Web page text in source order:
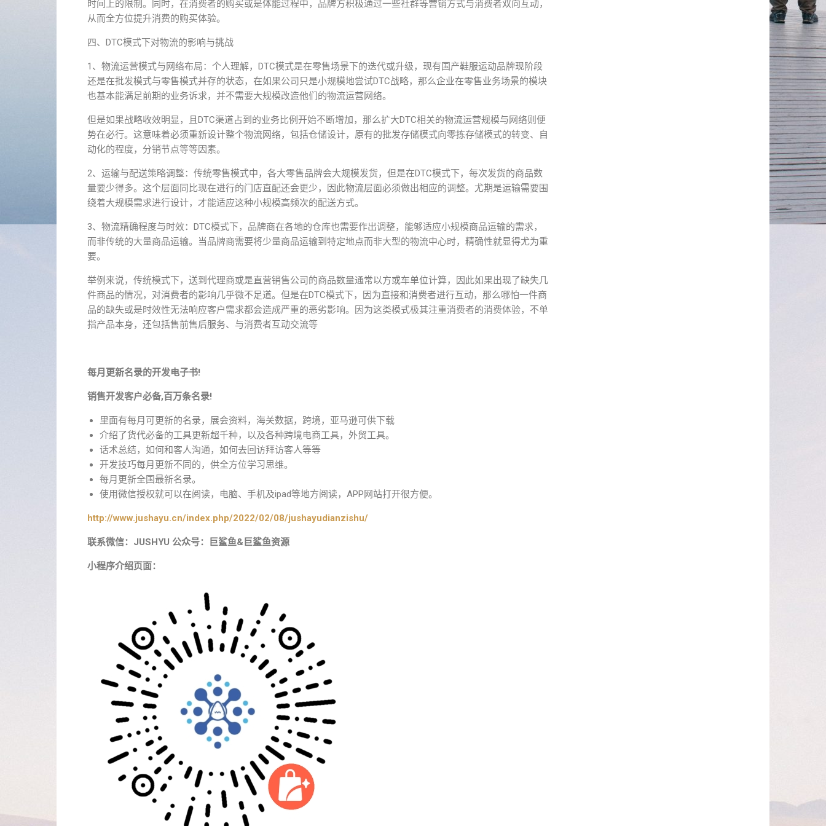
时间上的限制。同时，在消费者的购买或是体能过程中，品牌方积极通过一些社群等营销方式与消费者双向互动，
从而全方位提升消费的购买体验。
四、DTC模式下对物流的影响与挑战
1、物流运营模式与网络布局：个人理解，DTC模式是在零售场景下的迭代或升级，现有国产鞋服运动品牌现阶段
还是在批发模式与零售模式并存的状态，在如果公司只是小规模地尝试DTC战略，那么企业在零售业务场景的模块
也基本能满足前期的业务诉求，并不需要大规模改造他们的物流运营网络。
但是如果战略收效明显，且DTC渠道占到的业务比例开始不断增加，那么扩大DTC相关的物流运营规模与网络则便
势在必行。这意味着必须重新设计整个物流网络，包括仓储设计，原有的批发存储模式向零拣存储模式的转变、自
动化的程度，分销节点等等因素。
2、运输与配送策略调整：传统零售模式中，各大零售品牌会大规模发货，但是在DTC模式下，每次发货的商品数
量要少得多。这个层面同比现在进行的门店直配还会更少，因此物流层面必须做出相应的调整。尤期是运输需要围
绕着大规模需求进行设计，才能适应这种小规模高频次的配送方式。
3、物流精确程度与时效：DTC模式下，品牌商在各地的仓库也需要作出调整，能够适应小规模商品运输的需求，
而非传统的大量商品运输。当品牌商需要将少量商品运输到特定地点而非大型的物流中心时，精确性就显得尤为重
要。
举例来说，传统模式下，送到代理商或是直营销售公司的商品数量通常以方或车单位计算，因此如果出现了缺失几
件商品的情况，对消费者的影响几乎微不足道。但是在DTC模式下，因为直接和消费者进行互动，那么哪怕一件商
品的缺失或是时效性无法响应客户需求都会造成严重的恶劣影响。因为这类模式极其注重消费者的消费体验，不单
指产品本身，还包括售前售后服务、与消费者互动交流等
每月更新名录的开发电子书!
销售开发客户必备,百万条名录!
里面有每月可更新的名录，展会资料，海关数据，跨境，亚马逊可供下载
介绍了货代必备的工具更新超千种，以及各种跨境电商工具，外贸工具。
话术总结，如何和客人沟通，如何去回访拜访客人等等
开发技巧每月更新不同的，供全方位学习思维。
每月更新全国最新名录。
使用微信授权就可以在阅读，电脑、手机及ipad等地方阅读，APP网站打开很方便。
http://www.jushayu.cn/index.php/2022/02/08/jushayudianzishu/
联系微信：JUSHYU 公众号：巨鲨鱼&巨鲨鱼资源
小程序介绍页面：